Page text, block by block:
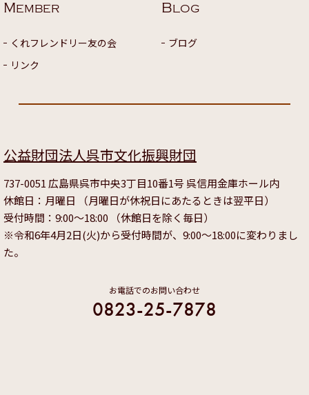
MEMBER
くれフレンドリー友の会
リンク
BLOG
ブログ
公益財団法人呉市文化振興財団
737-0051 広島県呉市中央3丁目10番1号 呉信用金庫ホール内
休館日：月曜日 （月曜日が休祝日にあたるときは翌平日）
受付時間：9:00～18:00 （休館日を除く毎日）
※令和6年4月2日(火)から受付時間が、9:00～18:00に変わりまし
た。
お電話でのお問い合わせ
0823-25-7878